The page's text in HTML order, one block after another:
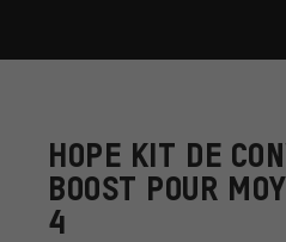
HOPE KIT DE
BOOST POUR
4